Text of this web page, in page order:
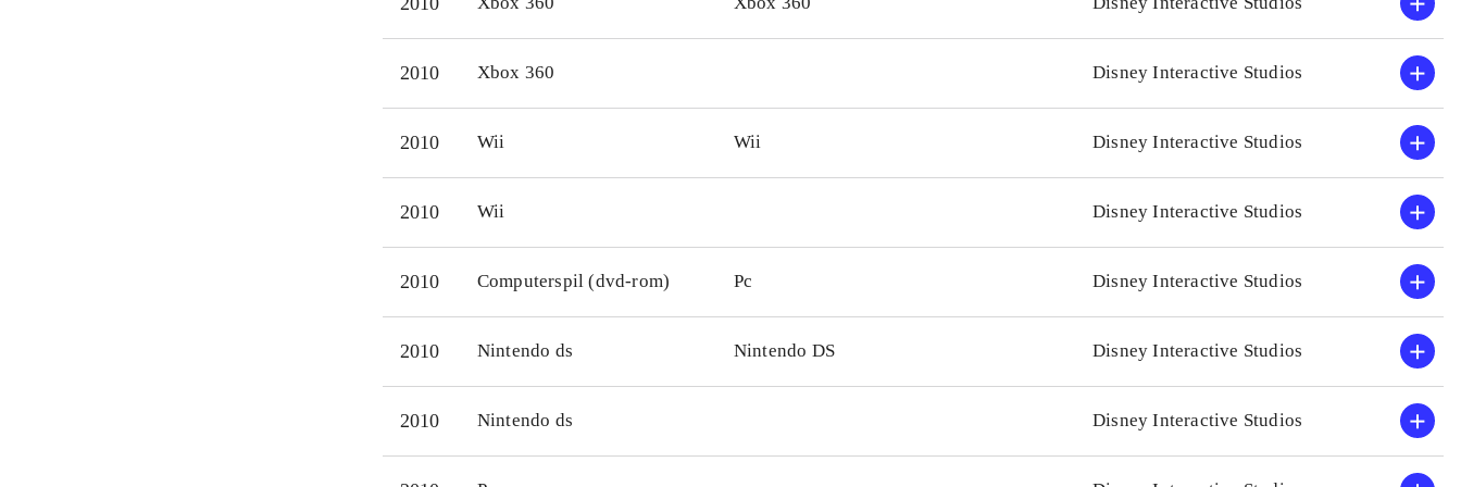
2010 Xbox 360 Disney Interactive Studios
2010 Wii Wii Disney Interactive Studios
2010 Wii Disney Interactive Studios
2010 Computerspil (dvd-rom) Pc Disney Interactive Studios
2010 Nintendo ds Nintendo DS Disney Interactive Studios
2010 Nintendo ds Disney Interactive Studios